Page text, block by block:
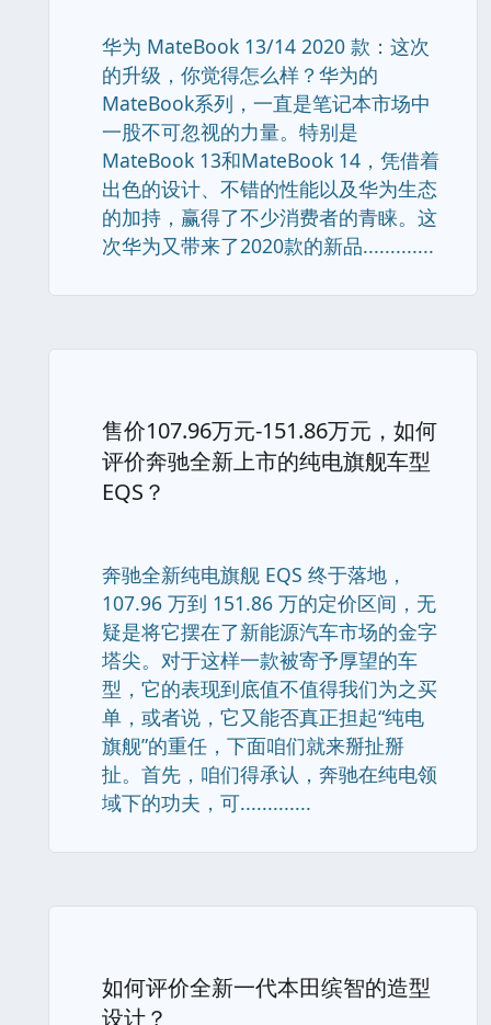
华为 MateBook 13/14 2020 款：这次
的升级，你觉得怎么样？华为的
MateBook系列，一直是笔记本市场中
一股不可忽视的力量。特别是
MateBook 13和MateBook 14，凭借着
出色的设计、不错的性能以及华为生态
的加持，赢得了不少消费者的青睐。这
次华为又带来了2020款的新品.............
售价107.96万元-151.86万元，如何
评价奔驰全新上市的纯电旗舰车型
EQS？
奔驰全新纯电旗舰 EQS 终于落地，
107.96 万到 151.86 万的定价区间，无
疑是将它摆在了新能源汽车市场的金字
塔尖。对于这样一款被寄予厚望的车
型，它的表现到底值不值得我们为之买
单，或者说，它又能否真正担起“纯电
旗舰”的重任，下面咱们就来掰扯掰
扯。首先，咱们得承认，奔驰在纯电领
域下的功夫，可.............
如何评价全新一代本田缤智的造型
设计？